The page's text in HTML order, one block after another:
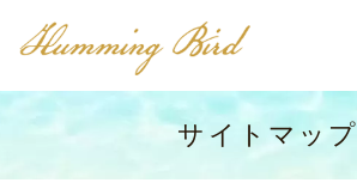
サイトマップ